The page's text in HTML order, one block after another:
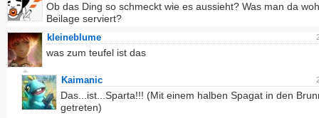
Ob das Ding so schmeckt wie es aussieht? Was man da
Beilage serviert?
kleineblume
was zum teufel ist das
Kaimanic
Das...ist...Sparta!!! (Mit einem halben Spagat in den
getreten)